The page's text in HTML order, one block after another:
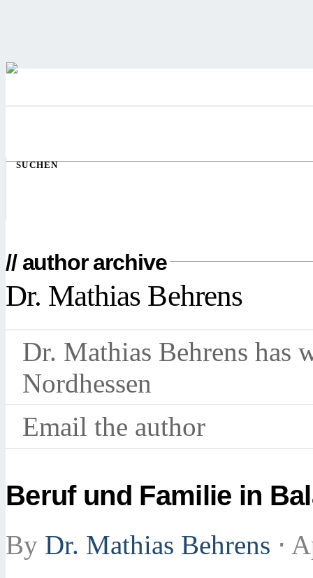
SUCHEN
// author archive
Dr. Mathias Behrens
Dr. Mathias Behrens has
Nordhessen
Email the author
Beruf und Familie in
By Dr. Mathias Behrens ⋅